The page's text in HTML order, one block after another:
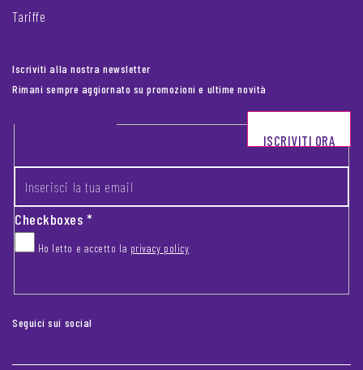
Tariffe
Iscriviti alla nostra newsletter
Rimani sempre aggiornato su promozioni e ultime novità
Footer newsletter
Checkboxes*
Ho letto e accetto la privacy policy
ISCRIVITI ORA
Seguici sui social